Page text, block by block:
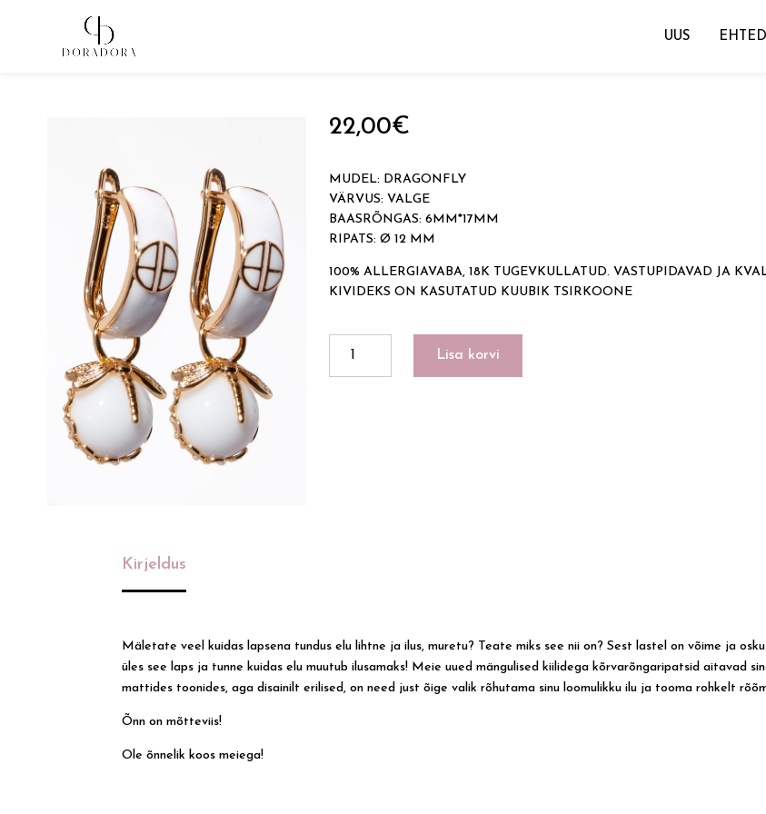
UUS EHTED
Avaleht→ Tugevkullatud ehted
22,00€
MUDEL: DRAGONFLY
VÄRVUS: VALGE
BAASRÕNGAS: 6MM*17MM
RIPATS: Ø 12 MM
100% ALLERGIAVABA, 18K TUGEVKULLATUD. VASTUPIDAVAD JA
KIVIDEKS ON KASUTATUD KUUBIK TSIRKOONE
Lisa korvi
Kirjeldus
Mäletate veel kuidas lapsena tundus elu lihtne ja ilus, muretu? Teate miks see nii on? Sest lastel on võime ja
üles see laps ja tunne kuidas elu muutub ilusamaks! Meie uued mängulised kiilidega kõrvarõngaripatsid aitavad
mattides toonides, aga disainilt erilised, on need just õige valik rõhutama sinu loomulikku ilu ja tooma rohkelt
Õnn on mõtteviis!
Ole õnnelik koos meiega!